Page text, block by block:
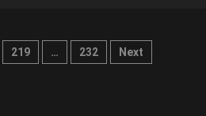
219 … 232 Next